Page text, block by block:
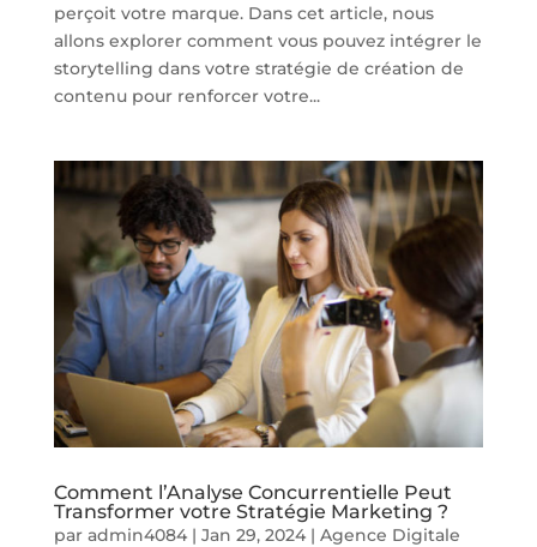
perçoit votre marque. Dans cet article, nous
allons explorer comment vous pouvez intégrer le
storytelling dans votre stratégie de création de
contenu pour renforcer votre...
Comment l’Analyse Concurrentielle Peut
Transformer votre Stratégie Marketing ?
par admin4084| Jan 29, 2024| Agence Digitale